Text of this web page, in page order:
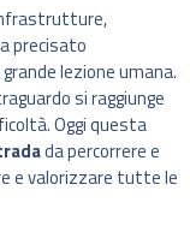
precisato
lezione umana.
si raggiunge
Oggi questa
da percorrere e
e valorizzare tutte le